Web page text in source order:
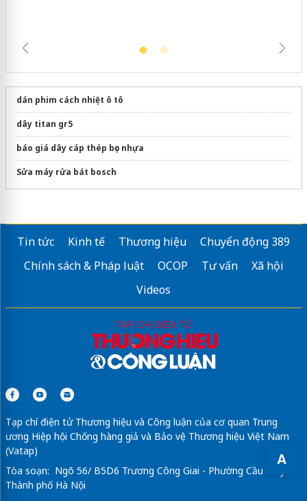
A
dán phim cách nhiệt ô tô
dây titan gr5
báo giá dây cáp thép bọc nhựa
Sửa máy rửa bát bosch
Tin tức Kinh tế Thương hiệu
Chuyển động 389
Chính sách & Pháp luật
OCOP Tư vấn
Xã hội
Videos
Tạp chí điện tử Thương hiệu và Công luận của cơ quan Trung
ương Hiệp hội Chống hàng giả và Bảo vệ Thương hiệu Việt Nam
(Vatap)
Tòa soạn: Ngõ 56/ B5D6 Trương Công Giai - Phường Cầu Giấy -
Thành phố Hà Nội